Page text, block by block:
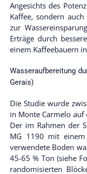
Angesichts des
Kaffee, sondern
zur
Erträge durch
einem Kaffeebauern
Wasseraufbereitung
Gerais)
Die Studie wurde
in Monte Carmelo
Der im Rahmen der
MG 1190 mit
verwendete Boden
45-65 % Ton (siehe
randomisierten